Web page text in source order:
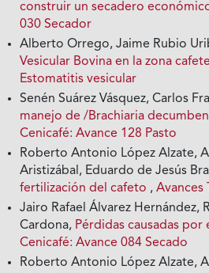
construir un secadero
030 Secador
Alberto Orrego, Jaime Rubio
Vesicular Bovina en la zona
Estomatitis vesicular
Senén Suárez Vásquez, Carlos
manejo de /Brachiaria
Cenicafé: Avance 128 Pasto
Roberto Antonio López Alzate,
Aristizábal, Eduardo de Jesús
fertilización del cafeto ,Avances
Jairo Rafael Álvarez
Cardona, Pérdidas causadas por
Cenicafé: Avance 084 Secado
Roberto Antonio López Alzate,